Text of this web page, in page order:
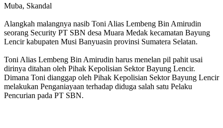
Muba, Skandal
Alangkah malangnya nasib Toni Alias Lembeng Bin Amirudin
seorang Security PT SBN desa Muara Medak kecamatan Bayung
Lencir kabupaten Musi Banyuasin provinsi Sumatera Selatan.
Toni Alias Lembeng Bin Amirudin harus menelan pil pahit usai
dirinya ditahan oleh Pihak Kepolisian Sektor Bayung Lencir.
Dimana Toni dianggap oleh Pihak Kepolisian Sektor Bayung Lencir
melakukan Penganiayaan terhadap diduga salah satu Pelaku
Pencurian pada PT SBN.